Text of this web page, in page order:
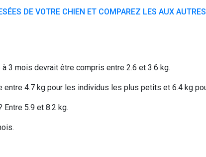
DE VOTRE CHIEN ET COMPAREZ LES AUX
3 mois devrait être compris entre 2.6 et 3.6 kg.
entre 4.7 kg pour les individus les plus petits et 6.4 kg
Entre 5.9 et 8.2 kg.